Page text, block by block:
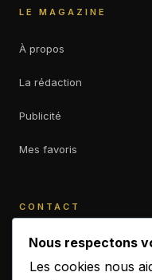
LE MAGAZINE
À propos
La rédaction
Publicité
Mes favoris
CONTACT
contact@b-
Nous respectons
Les cookies nous